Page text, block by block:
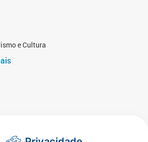
e Cultura